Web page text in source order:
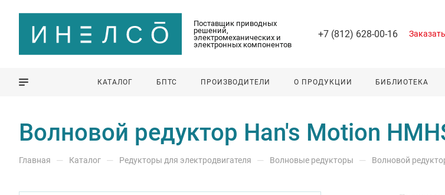
Поставщик приводных
решений,
электромеханических и
электронных компонентов
+7 (812) 628-00-16
КАТАЛОГ БПТС ПРОИЗВОДИТЕЛИ О ПРОДУКЦИИ БИБЛИОТЕКА
Волновой редуктор Han's Motion
Главная — Каталог — Редукторы для электродвигателя — Волновые редукторы — Волновой